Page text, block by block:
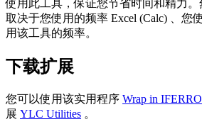
使用此工具，保证您节省时间和精力
取决于您使用的频率 Excel (Calc) 、您
用该工具的频率。
下载扩展
您可以使用该实用程序 Wrap in
展 YLC Utilities 。